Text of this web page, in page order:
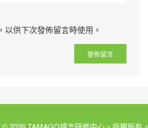
供下次發佈留言時使用。